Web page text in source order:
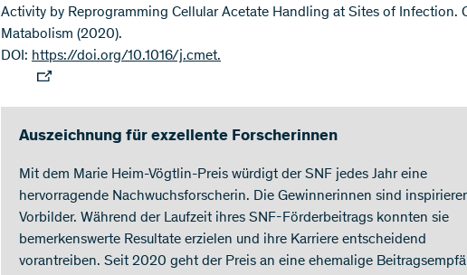
Activity by Reprogramming Cellular Acetate Handling at Sites of Infection.
Matabolism (2020).
DOI: https://doi.org/10.1016/j.cmet.
Auszeichnung für exzellente Forscherinnen
Mit dem Marie Heim-Vögtlin-Preis würdigt der SNF jedes Jahr eine
hervorragende Nachwuchsforscherin. Die Gewinnerinnen sind
Vorbilder. Während der Laufzeit ihres SNF-Förderbeitrags konnten sie
bemerkenswerte Resultate erzielen und ihre Karriere entscheidend
vorantreiben. Seit 2020 geht der Preis an eine ehemalige